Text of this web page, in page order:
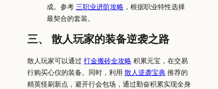
成。参考 三职业进阶攻略 ，根据职业特性选择
最契合的套装。
三、 散人玩家的装备逆袭之路
散人玩家可以通过 打金搬砖全攻略 积累元宝，在交易
行购买心仪的装备。同时，利用 散人逆袭宝典 推荐的
精英怪刷新点，避开行会包场，通过勤奋积累实现全身